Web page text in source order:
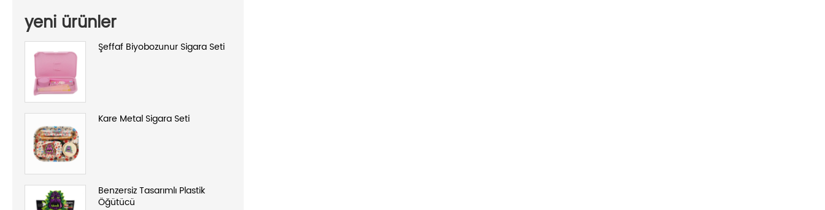
yeni ürünler
Şeffaf Biyobozunur Sigara Seti
Kare Metal Sigara Seti
Benzersiz Tasarımlı Plastik
Öğütücü